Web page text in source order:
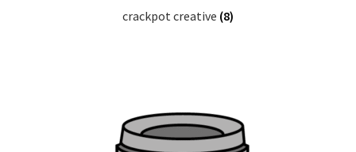
crackpot creative (8)